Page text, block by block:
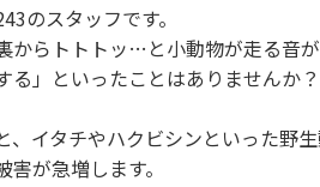
のスタッフです。
からトトトッ…と小動物が走る音
る」といったことはありませんか？
、イタチやハクビシンといった野
が急増します。